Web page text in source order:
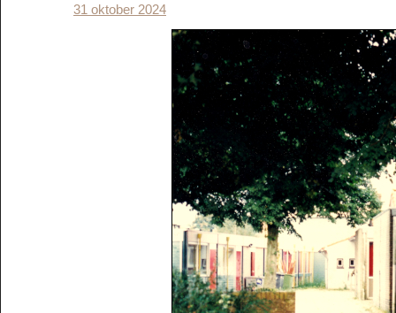
31 oktober 2024